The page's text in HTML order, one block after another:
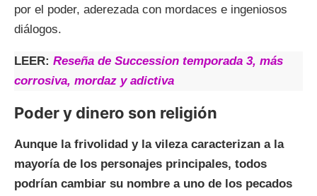
por el poder, aderezada con mordaces e ingeniosos
diálogos.
LEER: Reseña de Succession temporada 3, más
corrosiva, mordaz y adictiva
Poder y dinero son religión
Aunque la frivolidad y la vileza caracterizan a la
mayoría de los personajes principales, todos
podrían cambiar su nombre a uno de los pecados